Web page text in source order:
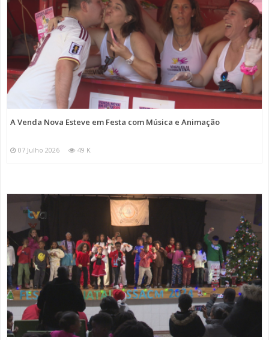
A Venda Nova Esteve em Festa com Música e Animação
07 Julho 2026 49 K